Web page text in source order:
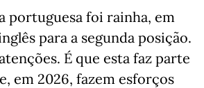
portuguesa foi rainha, em
para a segunda posição.
É que esta faz parte
em 2026, fazem esforços